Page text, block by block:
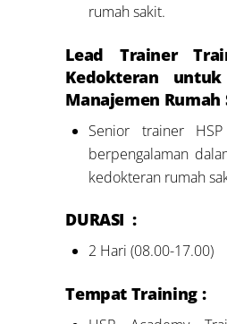
rumah sakit.
Lead Trainer
Kedokteran
Manajemen Rumah
Senior trainer
berpengalaman
kedokteran rumah
DURASI :
2 Hari (08.00-17.00)
Tempat Training :